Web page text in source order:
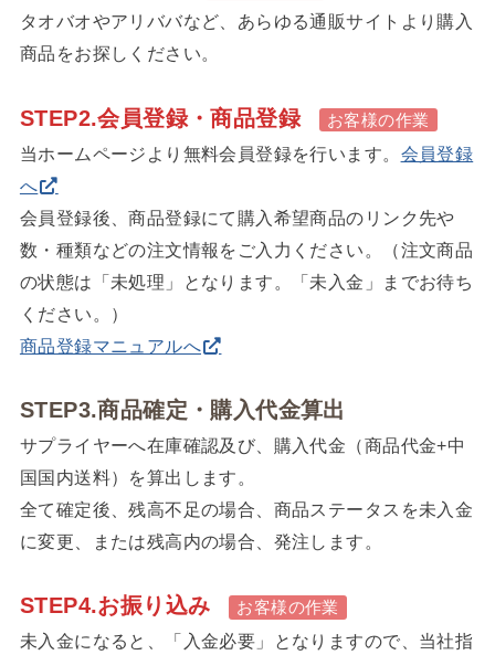
タオバオやアリババなど、あらゆる通販サイトより購入
商品をお探しください。
STEP2.会員登録・商品登録 お客様の作業
当ホームページより無料会員登録を行います。 会員登録
へ
会員登録後、商品登録にて購入希望商品のリンク先や
数・種類などの注文情報をご入力ください。（注文商品
の状態は「未処理」となります。「未入金」までお待ち
ください。）
商品登録マニュアルへ
STEP3.商品確定・購入代金算出
サプライヤーへ在庫確認及び、購入代金（商品代金+中
国国内送料）を算出します。
全て確定後、残高不足の場合、商品ステータスを未入金
に変更、または残高内の場合、発注します。
STEP4.お振り込み お客様の作業
未入金になると、「入金必要」となりますので、当社指